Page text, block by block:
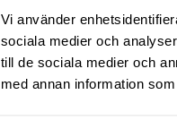
Vi använder
sociala medier och
till de sociala medier och
med annan information